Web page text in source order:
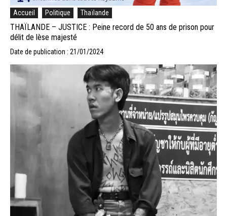
Accueil Politique Thaïlande
THAÏLANDE – JUSTICE : Peine record de 50 ans de prison pour
délit de lèse majesté
Date de publication : 21/01/2024